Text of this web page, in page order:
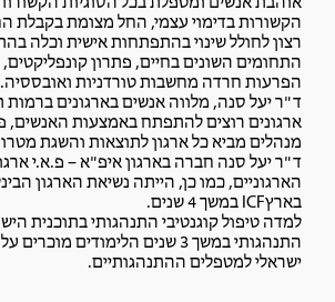
הקשורות בדימוי עצמי, החל מצומת בקבלת
רצון לחולל שינוי בהתפתחות אישית וכלה
התחומים השונים בחיים, פתרון קונפליקטים,
הפרעות חרדה מחשבות טורדניות ואובססיה.
ד"ר יעל סנה, מלווה אנשים בארגונים ברמות
ארגונים רוצים להתפתח באמצעות האנשים,
מנהלים מביא כל ארגון לתוצאות והשגת
ד"ר יעל סנה חברה בארגון איפ"א – פ.א.י
הארגוניים, כמו כן, הייתה נשיאת הארגון
בארץICF במשך 4 שנים.
למדה טיפול קוגנטיבי התנהגותי בתוכנית
התנהגותי במשך 3 שנים הלימודים
ישראלי למטפלים ההתנהגותיים.